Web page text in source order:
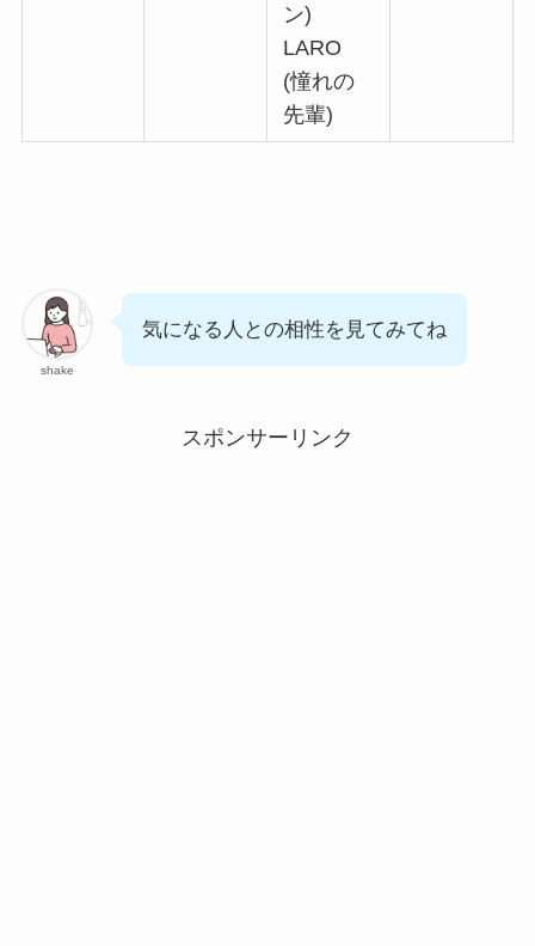
ン)
LARO
(憧れの
先輩)
shake
気になる人との相性を見てみてね
スポンサーリンク